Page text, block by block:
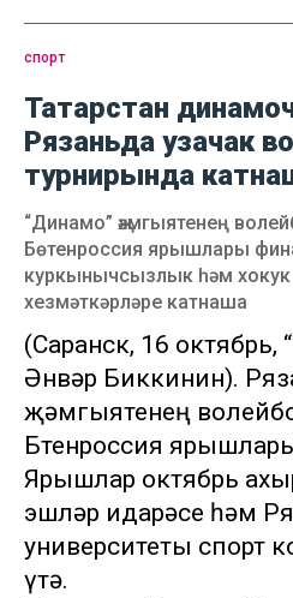
спорт
Татарстан
Рязаньда узачак
турнирында
“Динамо” җәмгыятенең
Бөтенроссия ярышлары
куркынычсызлык һәм хокук
хезмәткәрләре катнаша
(Саранск, 16 октябрь,
Әнвәр Биккинин).
җәмгыятенең
Бөтенроссия
Ярышлар октябрь
эшләр идарәсе һәм
университеты спорт
үтә.